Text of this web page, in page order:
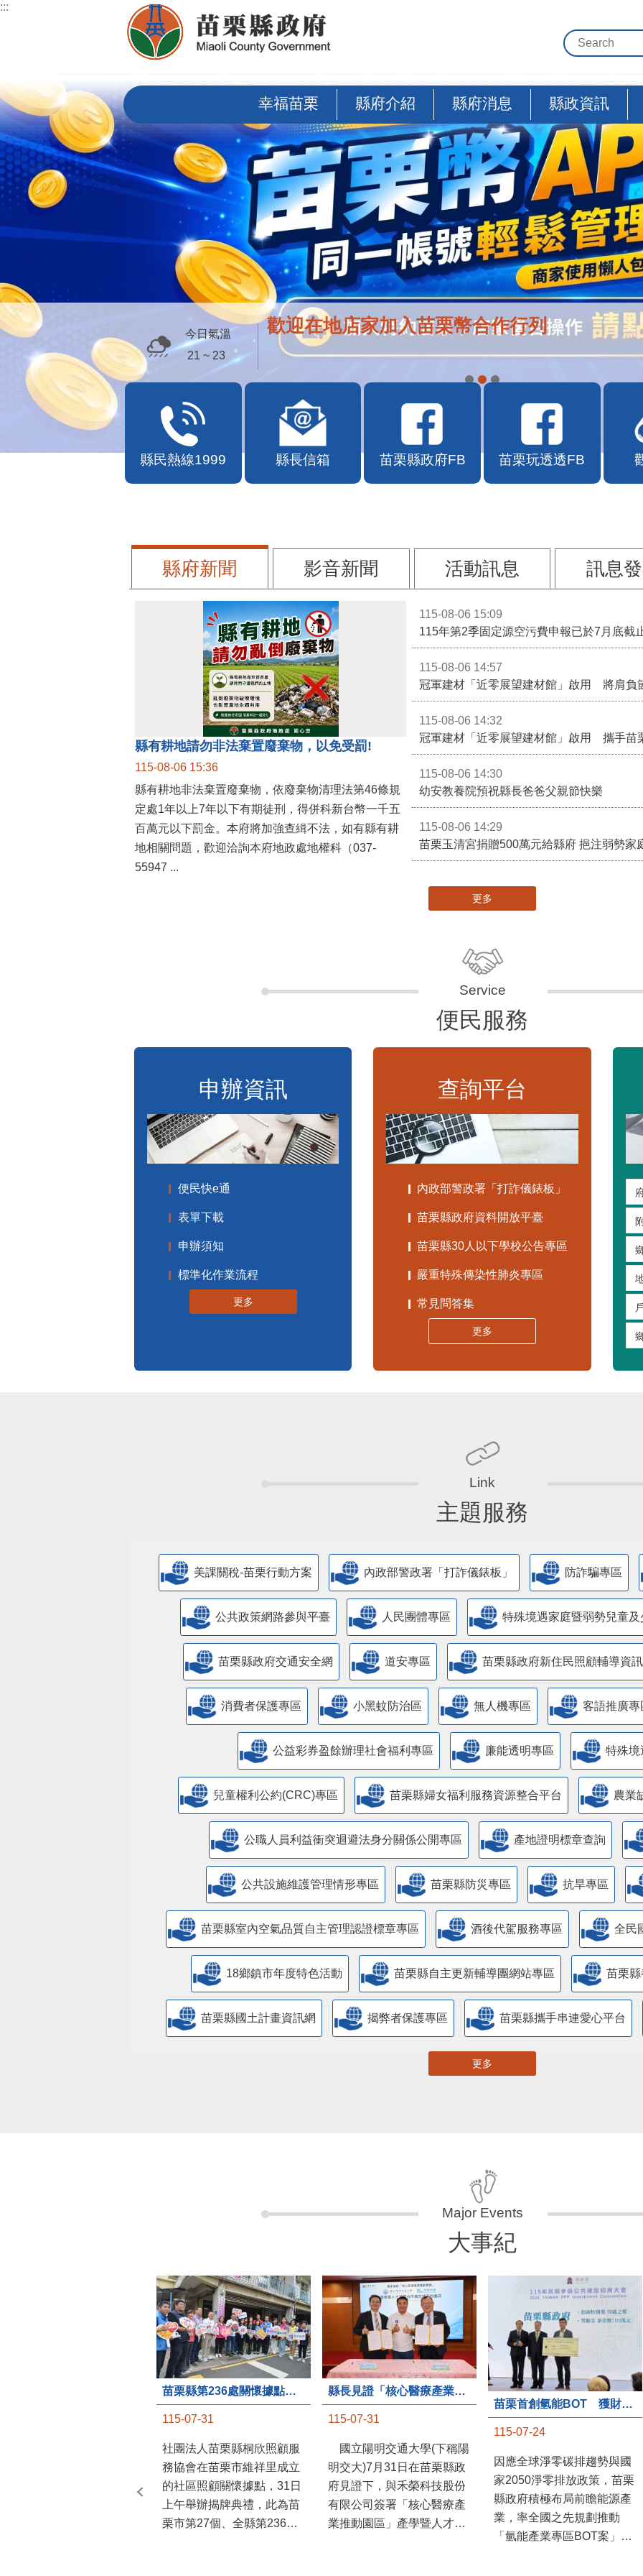
跳到主要內容區塊
:::
幸福苗栗 縣府介紹 縣府消息 縣政資訊
歡迎在地店家加入苗栗幣合作行列
今日氣溫
21 ~ 23
縣民熱線1999 縣長信箱 苗栗縣政府FB 苗栗玩透透FB
縣府新聞 影音新聞 活動訊息 訊息
縣有耕地請勿非法棄置廢棄物，以免受罰!
115-08-06 15:36
縣有耕地非法棄置廢棄物，依廢棄物清理法第46條規
定處1年以上7年以下有期徒刑，得併科新台幣一千五
百萬元以下罰金。本府將加強查緝不法，如有縣有耕
地相關問題，歡迎洽詢本府地政處地權科（037-
55947 ...
115-08-06 15:09
115-08-06 14:57
冠軍建材「近零展望建材館」啟用 將肩負
115-08-06 14:32
冠軍建材「近零展望建材館」啟用 攜手苗
115-08-06 14:30
幼安教養院預祝縣長爸爸父親節快樂
115-08-06 14:29
苗栗玉清宮捐贈500萬元給縣府 挹注弱勢家
更多
便民服務
申辦資訊
便民快e通
表單下載
申辦須知
標準化作業流程
更多
查詢平台
內政部警政署「打詐儀錶板」
苗栗縣政府資料開放平臺
苗栗縣30人以下學校公告專區
嚴重特殊傳染性肺炎專區
常見問答集
更多
主題服務
美課關稅-苗栗行動方案 內政部警政署「打詐儀錶板」 防詐騙專區
公共政策網路參與平臺 人民團體專區 特殊境遇家庭暨弱勢兒童
苗栗縣政府交通安全網 道安專區 苗栗縣政府新住民照顧輔導資
消費者保護專區 小黑蚊防治區 無人機專區 客語推廣專
公益彩券盈餘辦理社會福利專區 廉能透明專區 特殊境
兒童權利公約(CRC)專區 苗栗縣婦女福利服務資源整合平台 農業
公職人員利益衝突迴避法身分關係公開專區 產地證明標章查詢
​公共設施維護管理情形專區 苗栗縣防災專區 抗旱專區
苗栗縣室內空氣品質自主管理認證標章專區 酒後代駕服務專區 全民
18鄉鎮市年度特色活動 苗栗縣自主更新輔導團網站專區 苗栗
苗栗縣國土計畫資訊網 揭弊者保護專區 苗栗縣攜手串連愛心平台
更多
大事紀
苗栗縣第236處關懷據點在苗栗市維祥里揭牌
115-07-31
社團法人苗栗縣桐欣照顧服
務協會在苗栗市維祥里成立
的社區照顧關懷據點，31日
上午舉辦揭牌典禮，此為苗
栗市第27個、全縣第236處
縣長見證「核心醫療產業推動園區」產學合作簽約儀式
115-07-31
國立陽明交通大學(下稱陽
明交大)7月31日在苗栗縣政
府見證下，與禾榮科技股份
有限公司簽署「核心醫療產
業推動園區」產學暨人才培
苗栗首創氫能BOT 獲財政部「突破之翼」肯定
115-07-24
因應全球淨零碳排趨勢與國
家2050淨零排放政策，苗栗
縣政府積極布局前瞻能源產
業，率全國之先規劃推動
「氫能產業專區BOT案」，